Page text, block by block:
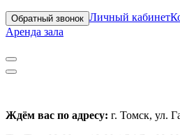
Обратный звонок Личный кабинет
Аренда зала
Ждём вас по адресу: г. Томск, ул.